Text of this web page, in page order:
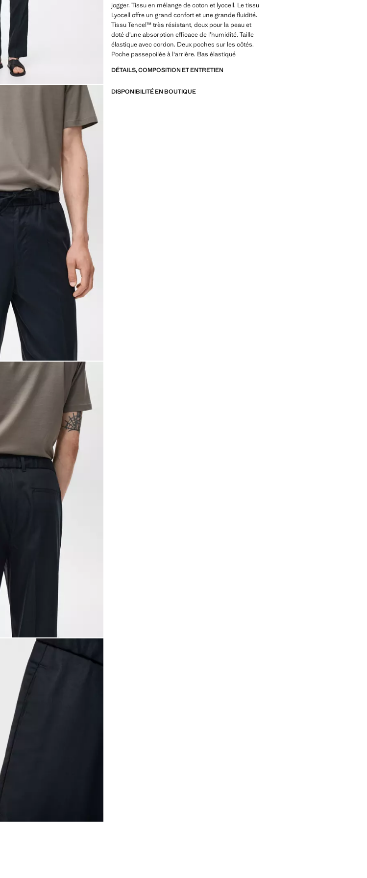
jogger. Tissu en mélange de coton et lyocell. Le tissu
Lyocell offre un grand confort et une grande fluidité.
Tissu Tencel™ très résistant, doux pour la peau et
doté d’une absorption efficace de l’humidité. Taille
élastique avec cordon. Deux poches sur les côtés.
Poche passepoilée à l'arrière. Bas élastiqué
DÉTAILS, COMPOSITION ET ENTRETIEN
DISPONIBILITÉ EN BOUTIQUE